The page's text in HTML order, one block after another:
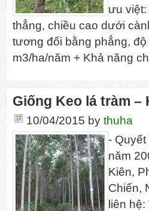
ưu
thẳng, chiều cao dưới
tương đối bằng phẳng,
m3/ha/năm + Khả năng
Giống Keo lá tràm –
10/04/2015 by thuha
-
năm
Kiên,
Chiến,
liên